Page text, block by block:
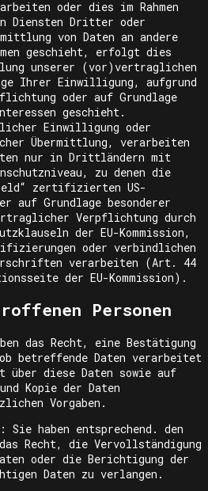
oder dies im Rahmen
Diensten Dritter oder
von Daten an andere
geschieht, erfolgt dies
unserer (vor)vertraglichen
Ihrer Einwilligung, aufgrund
oder auf Grundlage
geschieht.
Einwilligung oder
Übermittlung, verarbeiten
nur in Drittländern mit
zu denen die
zertifizierten US-
auf Grundlage besonderer
Verpflichtung durch
der EU-Kommission,
oder verbindlichen
verarbeiten (Art. 44
der EU-Kommission).
Personen
das Recht, eine Bestätigung
betreffende Daten verarbeitet
über diese Daten sowie auf
Kopie der Daten
Vorgaben.
haben entsprechend. den
Recht, die Vervollständigung
oder die Berichtigung der
Daten zu verlangen.